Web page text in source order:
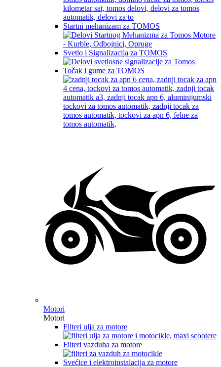
Startni mehanizam za TOMOS
Svetlo i Signalizacija za TOMOS
Točak i gume za TOMOS
Motori
Motori
Filteri ulja za motore
Filteri vazduha za motore
Svećice i elektroinstalacija za motore